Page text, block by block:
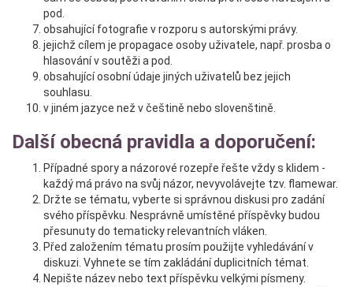
pod.
obsahující fotografie v rozporu s autorskými právy.
jejichž cílem je propagace osoby uživatele, např. prosba o
hlasování v soutěži a pod.
obsahující osobní údaje jiných uživatelů bez jejich
souhlasu.
v jiném jazyce než v češtině nebo slovenštině.
Další obecná pravidla a doporučení:
Případné spory a názorové rozepře řešte vždy s klidem -
každý má právo na svůj názor, nevyvolávejte tzv. flamewar.
Držte se tématu, vyberte si správnou diskusi pro zadání
svého příspěvku. Nesprávně umístěné příspěvky budou
přesunuty do tematicky relevantních vláken.
Před založením tématu prosím použijte vyhledávání v
diskuzi. Vyhnete se tím zakládání duplicitních témat.
Nepište název nebo text příspěvku velkými písmeny.